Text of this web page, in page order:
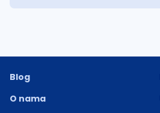
Blog
O nama